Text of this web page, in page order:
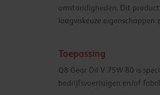
omstandigheden. Dit
laagviskeuze
Toepassing
Q8 Gear Oil V 75W-80 is
bedrijfsvoertuigen en/of